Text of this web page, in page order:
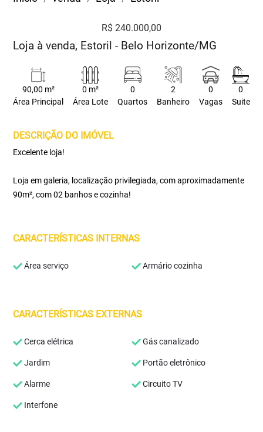
R$ 240.000,00
Loja à venda, Estoril - Belo Horizonte/MG
90,00 m²
Área Principal
0 m²
Área Lote
0
Quartos
2
Banheiro
0
Vagas
0
Suite
DESCRIÇÃO DO IMÓVEL
Excelente loja!
Loja em galeria, localização privilegiada, com aproximadamente
90m², com 02 banhos e cozinha!
CARACTERÍSTICAS INTERNAS
Área serviço Armário cozinha
CARACTERÍSTICAS EXTERNAS
Cerca elétrica Gás canalizado
Jardim Portão eletrônico
Alarme Circuito TV
Interfone